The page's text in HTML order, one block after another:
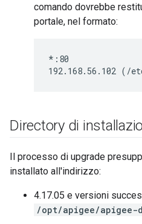
comando dovrebbe
portale, nel formato:
*:80
192.168.56.102 (/
Directory di
Il processo di upgrade
installato all'indirizzo:
4.17.05 e versioni
/opt/apigee/apigee-